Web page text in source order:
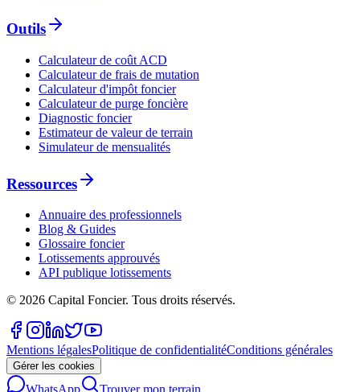
Outils
Calculateur de coût ACD
Calculateur de frais de mutation
Calculateur d'impôt foncier
Calculateur de purge foncière
Diagnostic foncier
Estimateur de valeur de terrain
Simulateur de mensualités
Ressources
Annuaire des professionnels
Blog & Guides
Glossaire foncier
Lotissements approuvés
API publique lotissements
© 2026 Capital Foncier. Tous droits réservés.
Mentions légalesPolitique de confidentialitéConditions générales
Gérer les cookies